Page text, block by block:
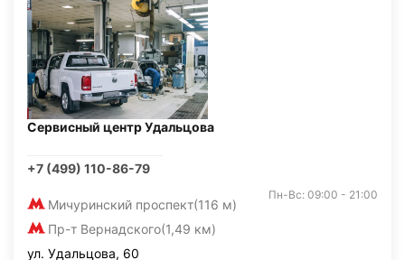
Сервисный центр Удальцова
+7 (499) 110-86-79
Мичуринский проспект(116 м)
Пр-т Вернадского(1,49 км)
Пн-Вс: 09:00 - 21:00
ул. Удальцова, 60